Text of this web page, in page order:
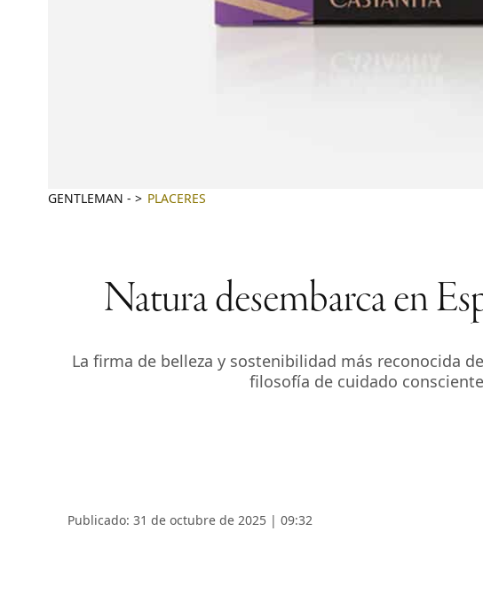
GENTLEMAN - PLACERES
Natura desembarca en
La firma de belleza y sostenibilidad más reconocida
filosofía de cuidado
Publicado: 31 de octubre de 2025 | 09:32